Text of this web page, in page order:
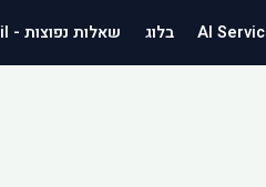
בלוג שאלות נפוצות - aiservices.co.il